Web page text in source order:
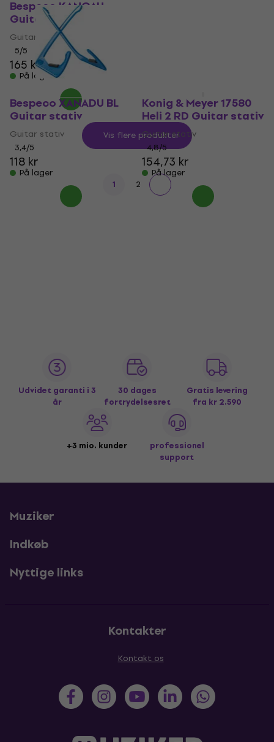
Bespeco KANGAU
Guitar stativ
Guitar stativ
5/5
165 kr
På lager
Bespeco XANADU BL
Guitar stativ
Guitar stativ
3,4/5
118 kr
På lager
Konig & Meyer 17580
Heli 2 RD Guitar stativ
Guitar stativ
4,8/5
154,73 kr
På lager
Vis flere produkter
1 2
Udvidet garanti i 3
år
30 dages
fortrydelsesret
Gratis levering
fra kr 2.590
+3 mio. kunder
professionel
support
Muziker
Indkøb
Nyttige links
Kontakter
Kontakt os